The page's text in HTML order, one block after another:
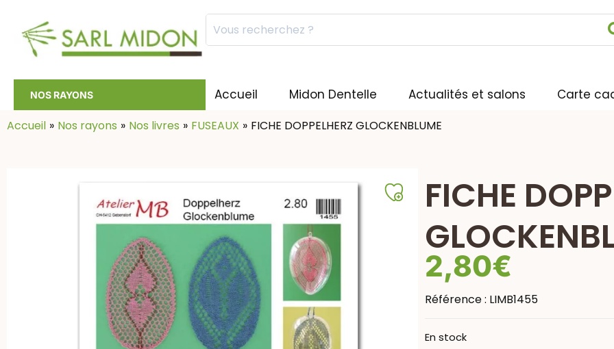
Mots
NOS RAYONS Accueil Midon Dentelle Actualités et salons Carte
Accueil Nos rayons Nos livres FUSEAUX FICHE DOPPELHERZ GLOCKENBLUME
FICHE
2,80€
Référence : LIMB1455
En stock